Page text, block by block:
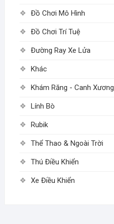
Đồ Chơi Mô Hình
Đồ Chơi Trí Tuệ
Đường Ray Xe Lửa
Khác
Khám Răng - Canh Xương
Lính Bò
Rubik
Thể Thao & Ngoài Trời
Thú Điều Khiển
Xe Điều Khiển